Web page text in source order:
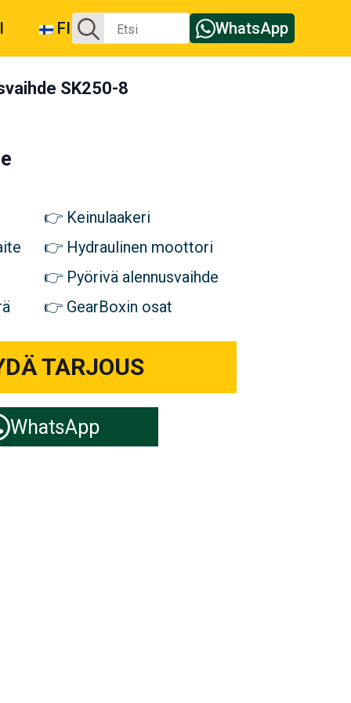
FI Etsi: WhatsApp
SK250-8
Keinulaakeri
Hydraulinen moottori
Pyörivä alennusvaihde
GearBoxin osat
TARJOUS
WhatsApp